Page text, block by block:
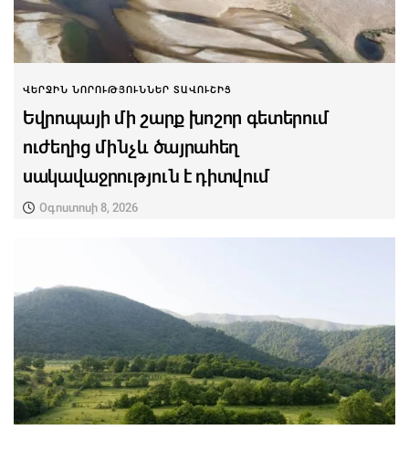
ՎԵՐՋԻՆ ՆՈՐՈՒԹՅՈՒՆՆԵՐ ՏԱՎՈՒՇԻՑ
Եվրոպայի մի շարք խոշոր գետերում
ուժեղից մինչև ծայրահեղ
սակավաջրություն է դիտվում
Օգոստոսի 8, 2026